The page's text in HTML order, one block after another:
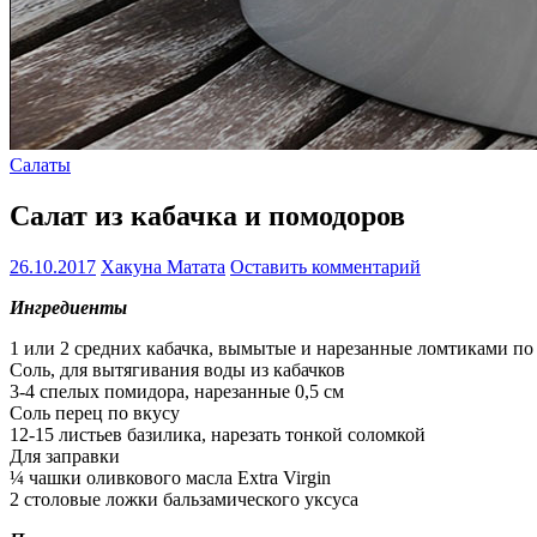
Салаты
Салат из кабачка и помодоров
26.10.2017 Хакуна Матата Оставить комментарий
Ингредиенты
1 или 2 средних кабачка, вымытые и нарезанные ломтиками
Соль, для вытягивания воды из кабачков
3-4 спелых помидора, нарезанные 0,5 см
Соль перец по вкусу
12-15 листьев базилика, нарезать тонкой соломкой
Для заправки
¼ чашки оливкового масла Extra Virgin
2 столовые ложки бальзамического уксуса